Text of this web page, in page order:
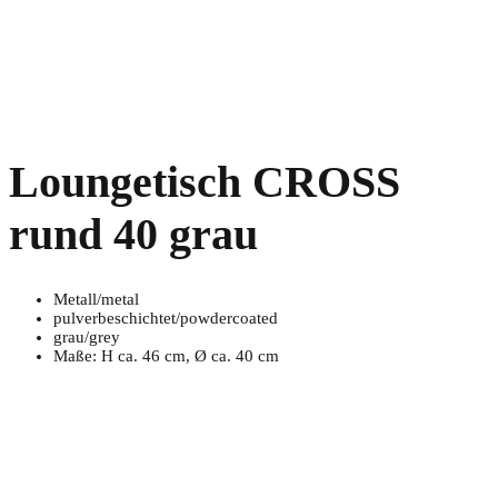
Loungetisch CROSS
rund 40 grau
Metall/metal
pulverbeschichtet/powdercoated
grau/grey
Maße: H ca. 46 cm, Ø ca. 40 cm